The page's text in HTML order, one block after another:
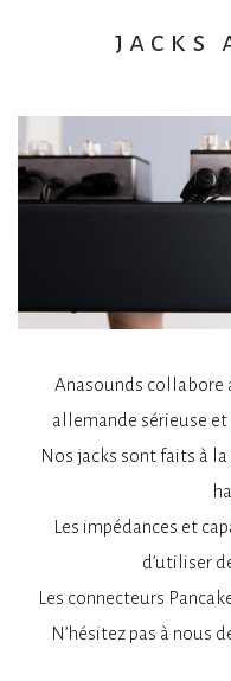
jacks
Anasounds collabore
allemande sérieuse
Nos jacks sont faits à
Les impédances et
d’utiliser
Les connecteurs
N’hésitez pas à nous